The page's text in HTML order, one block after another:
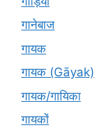
गानेबाज
गायक
गायक (Gāyak)
गायक/गायिका
गायकों